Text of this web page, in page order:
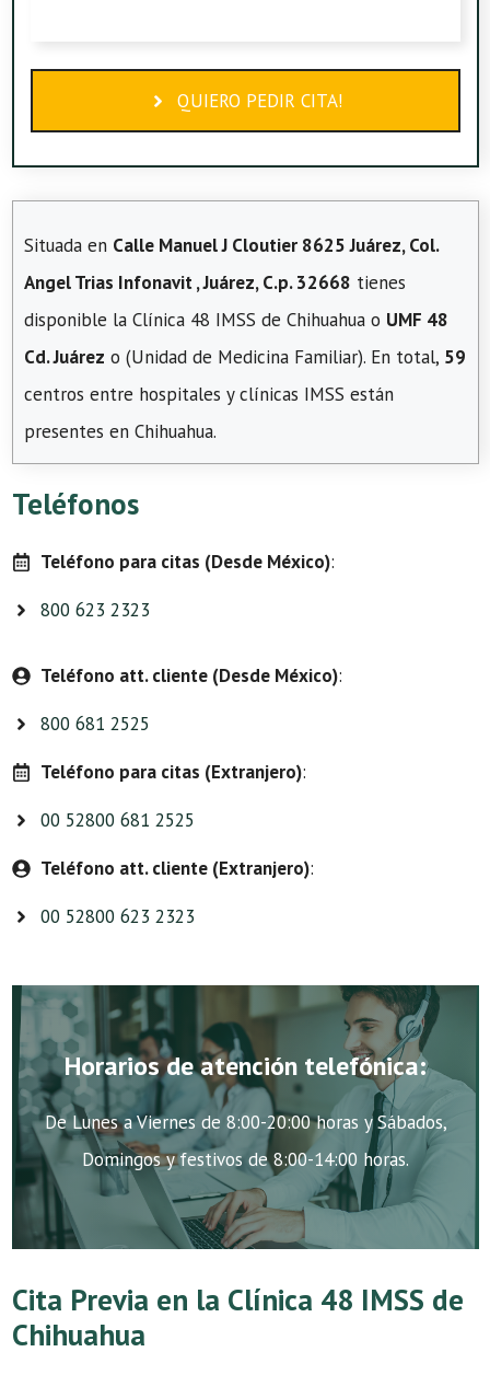
QUIERO PEDIR CITA!
Situada en Calle Manuel J Cloutier 8625 Juárez, Col.
Angel Trias Infonavit , Juárez, C.p. 32668 tienes
disponible la Clínica 48 IMSS de Chihuahua o UMF 48
Cd. Juárez o (Unidad de Medicina Familiar). En total, 59
centros entre hospitales y clínicas IMSS están
presentes en Chihuahua.
Teléfonos
Teléfono para citas (Desde México):
800 623 2323
Teléfono att. cliente (Desde México):
800 681 2525
Teléfono para citas (Extranjero):
00 52800 681 2525
Teléfono att. cliente (Extranjero):
00 52800 623 2323
Horarios de atención telefónica:
De Lunes a Viernes de 8:00-20:00 horas y Sábados,
Domingos y festivos de 8:00-14:00 horas.
Cita Previa en la Clínica 48 IMSS de
Chihuahua